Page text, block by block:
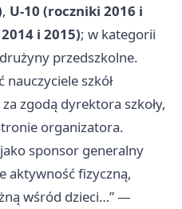
, U-10 (roczniki 2016 i
i 2015); w kategorii
przedszkolne.
szkół
zgodą dyrektora szkoły,
organizatora.
sponsor generalny
aktywność fizyczną,
wśród dzieci…” —